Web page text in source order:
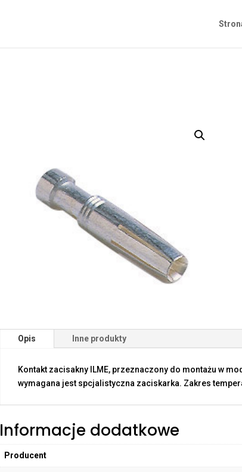
Opis Inne produkty
Kontakt zacisakny ILME, przeznaczony do montażu w
wymagana jest spcjalistyczna zaciskarka. Zakres
Informacje dodatkowe
Producent